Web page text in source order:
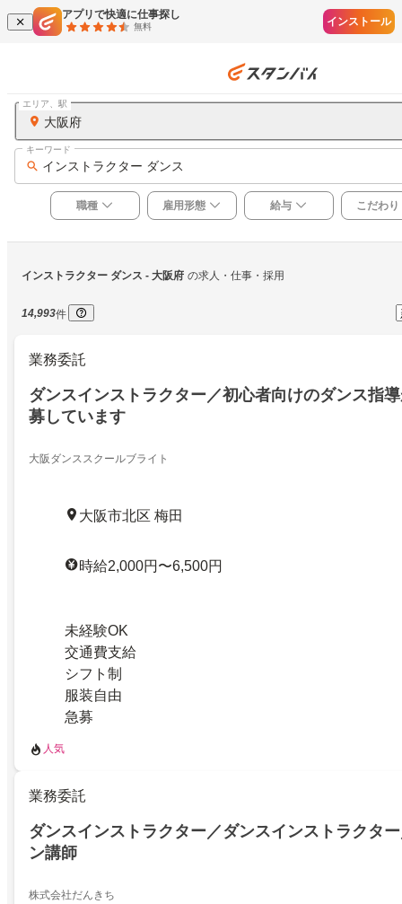
アプリで快適に仕事探し
無料 インストール
大阪府
エリア、駅
インストラクター ダンス
キーワード
職種 雇用形態 給与 こだわり
インストラクター ダンス - 大阪府 の求人・仕事・採用
14,993件
業務委託
ダンスインストラクター／初心者向けのダンス指
募しています
大阪ダンススクールブライト
大阪市北区 梅田
時給2,000円〜6,500円
未経験OK
交通費支給
シフト制
服装自由
急募
人気
業務委託
ダンスインストラクター／ダンスインストラクタ
ン講師
株式会社だんきち